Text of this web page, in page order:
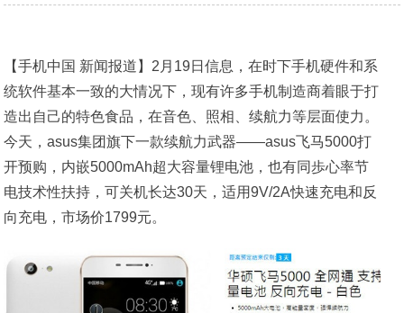
【手机中国 新闻报道】2月19日信息，在时下手机硬件和系
统软件基本一致的大情况下，现有许多手机制造商着眼于打
造出自己的特色食品，在音色、照相、续航力等层面使力。
今天，asus集团旗下一款续航力武器——asus飞马5000打
开预购，内嵌5000mAh超大容量锂电池，也有同歩心率节
电技术性扶持，可关机长达30天，适用9V/2A快速充电和反
向充电，市场价1799元。